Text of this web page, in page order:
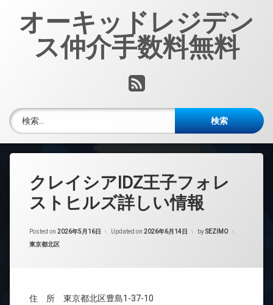
オーキッドレジデン
ス仲介手数料無料
RSS
検索:
クレイシアIDZ王子フォレ
ストヒルズ詳しい情報
Posted on 2026年5月16日 Updated on 2026年6月14日 bySEZIMO
カテゴリー:
東京都北区
住 所 東京都北区豊島1-37-10